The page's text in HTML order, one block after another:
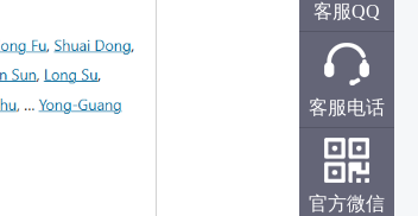
客服QQ
客服电话
官方微信